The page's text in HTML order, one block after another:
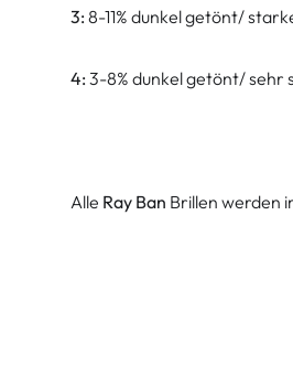
3: 8-11% dunkel getönt/
4: 3-8% dunkel getönt/ sehr
Alle Ray Ban Brillen werden